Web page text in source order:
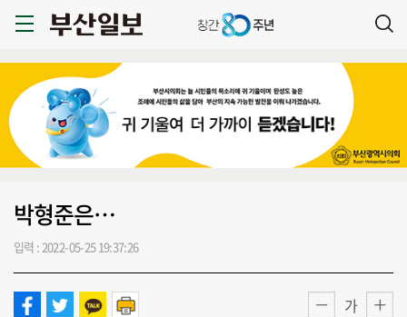
박형준은…
입력 : 2022-05-25 19:37:26
가